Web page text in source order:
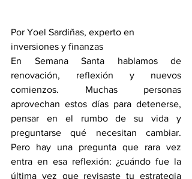
Por Yoel Sardiñas, experto en
inversiones y finanzas
En Semana Santa hablamos de
renovación, reflexión y nuevos
comienzos. Muchas personas
aprovechan estos días para detenerse,
pensar en el rumbo de su vida y
preguntarse qué necesitan cambiar.
Pero hay una pregunta que rara vez
entra en esa reflexión: ¿cuándo fue la
última vez que revisaste tu estrategia